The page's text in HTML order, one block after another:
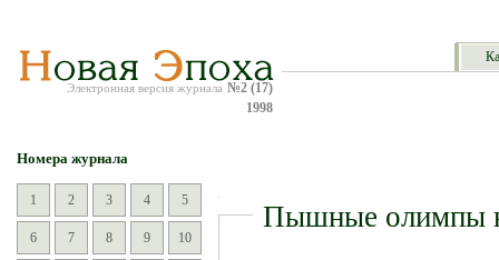
Электронная версия журнала №2 (17)
1998
Номера журнала
1 2 3 4 5
6 7 8 9 10
Пышные олимпы